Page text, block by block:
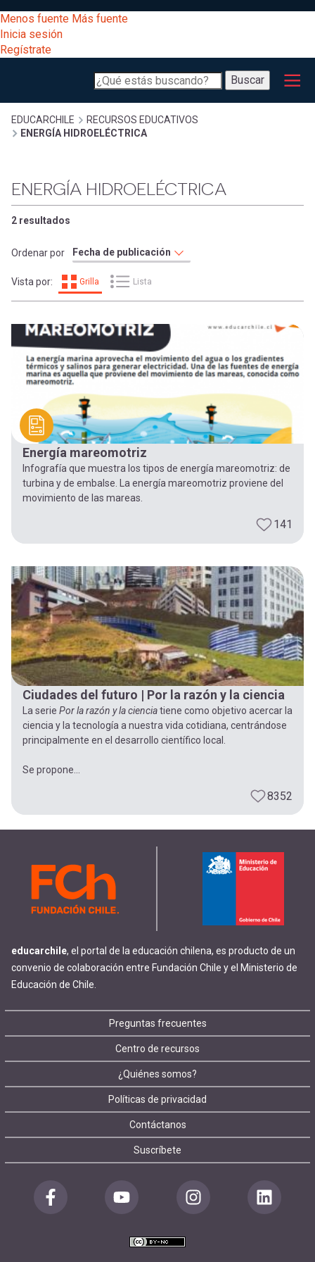
al
contenido
principal
[Educarchile
Escritorio]
entrar
a
mi
cuenta
Menos fuente Más fuente
Inicia sesión
Regístrate
Buscar
Buscar
Menú
principal
Desarrollo
Expand
Gestión
Comunidad
Expand
Exploración
[Educarchile
Mobile]
Menú
entrar
mi
cuenta
sesión
Regístrate
Sobrescribir
enlaces
de
ayuda
a
la
navegación
EDUCARCHILE
RECURSOS EDUCATIVOS
ENERGÍA HIDROELÉCTRICA
ENERGÍA HIDROELÉCTRICA
2 resultados
Ordenar por
Vista por: Grilla Lista
Energía mareomotriz
Infografía que muestra los tipos de energía mareomotriz: de
turbina y de embalse. La energía mareomotriz proviene del
movimiento de las mareas.
141
Ciudades del futuro | Por la razón y la ciencia
La serie Por la razón y la cienciatiene como objetivo acercar la
ciencia y la tecnología a nuestra vida cotidiana, centrándose
principalmente en el desarrollo científico local.
Se propone...
8352
educarchile, el portal de la educación chilena, es producto de un
convenio de colaboración entre Fundación Chile y el Ministerio de
Educación de Chile.
Footer
menu
Preguntas frecuentes
Centro de recursos
¿Quiénes somos?
Políticas de privacidad
Contáctanos
Suscríbete
Redes
registrarte.